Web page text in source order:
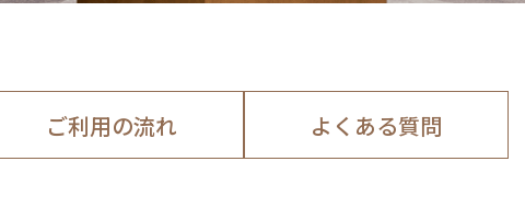
ご利用の流れ よくある質問